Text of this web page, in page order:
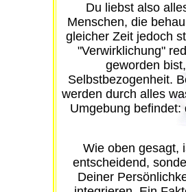
Du liebst also
Menschen, die
gleicher Zeit jedoch
"Verwirklichung"
geworden
Selbstbezogenheit.
werden durch alles
Umgebung
Wie oben gesagt,
entscheidend,
Deiner